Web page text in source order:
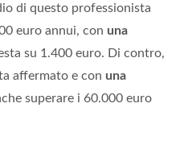
di questo professionista
euro annui, con una
su 1.400 euro. Di contro,
affermato e con una
superare i 60.000 euro